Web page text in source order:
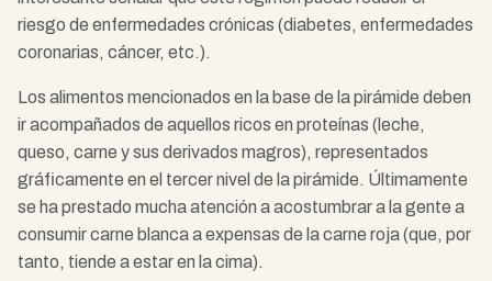
riesgo de enfermedades crónicas (diabetes, enfermedades
coronarias, cáncer, etc.).
Los alimentos mencionados en la base de la pirámide deben
ir acompañados de aquellos ricos en proteínas (leche,
queso, carne y sus derivados magros), representados
gráficamente en el tercer nivel de la pirámide. Últimamente
se ha prestado mucha atención a acostumbrar a la gente a
consumir carne blanca a expensas de la carne roja (que, por
tanto, tiende a estar en la cima).